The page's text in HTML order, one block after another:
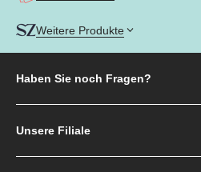
Weitere Produkte
Haben Sie noch Fragen?
Unsere Filiale